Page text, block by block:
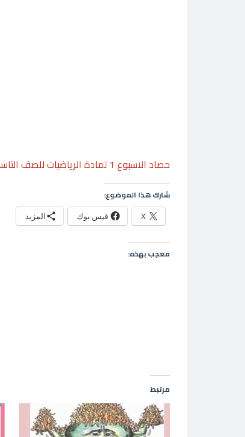
حصاد الاسبوع 1 لمادة الرياضيات للصف التاسع الفصل الدراسي الثاني
شارك هذا الموضوع:
X فيس بوك المزيد
معجب بهذه:
مرتبط